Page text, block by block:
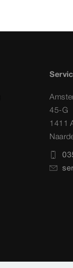
45-G
1411